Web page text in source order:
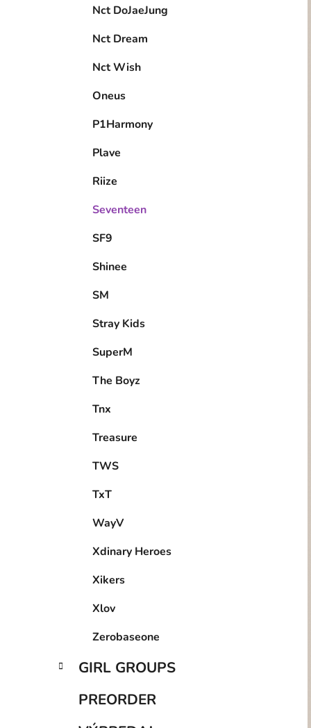
Nct DoJaeJung
Nct Dream
Nct Wish
Oneus
P1Harmony
Plave
Riize
Seventeen
SF9
Shinee
SM
Stray Kids
SuperM
The Boyz
Tnx
Treasure
TWS
TxT
WayV
Xdinary Heroes
Xikers
Xlov
Zerobaseone
GIRL GROUPS
PREORDER